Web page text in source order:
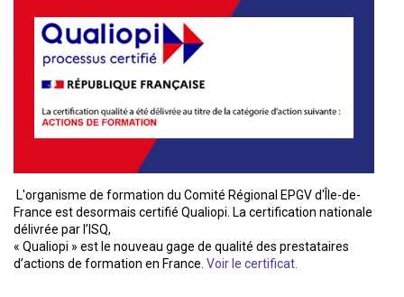
L'organisme de formation du Comité Régional EPGV d'Île-de-
France est desormais certifié Qualiopi. La certification nationale
délivrée par l’ISQ,
« Qualiopi » est le nouveau gage de qualité des prestataires
d’actions de formation en France. Voir le certificat.